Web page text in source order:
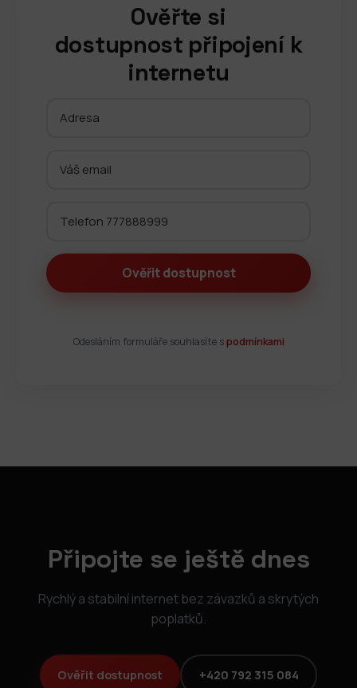
Ověřte si
dostupnost připojení k
internetu
Odesláním formuláře souhlasíte spodmínkami
Připojte se ještě dnes
Rychlý a stabilní internet bez závazků a skrytých
poplatků.
Ověřit dostupnost +420 792 315 084